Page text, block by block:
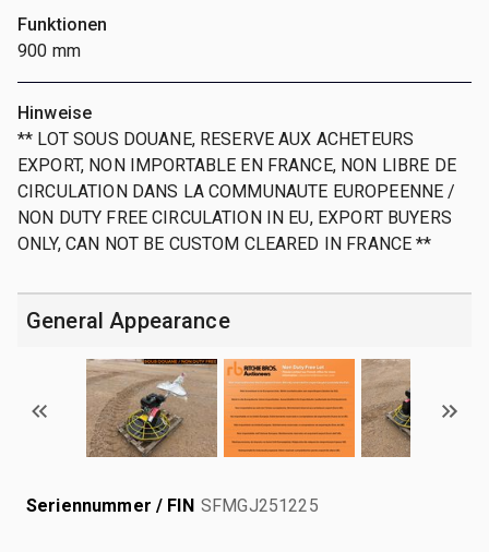
Funktionen
900 mm
Hinweise
** LOT SOUS DOUANE, RESERVE AUX ACHETEURS
EXPORT, NON IMPORTABLE EN FRANCE, NON LIBRE DE
CIRCULATION DANS LA COMMUNAUTE EUROPEENNE /
NON DUTY FREE CIRCULATION IN EU, EXPORT BUYERS
ONLY, CAN NOT BE CUSTOM CLEARED IN FRANCE **
General Appearance
Seriennummer / FIN SFMGJ251225